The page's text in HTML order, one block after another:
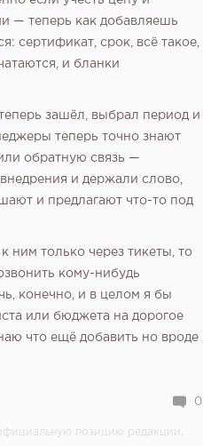
— теперь как добавляешь
сертификат, срок, всё такое,
и бланки
зашёл, выбрал период и
теперь точно знают
обратную связь —
и держали слово,
и предлагают что-то под
ним только через тикеты, то
кому-нибудь
конечно, и в целом я бы
или бюджета на дорогое
что ещё добавить но вроде
0
позицию редакции.